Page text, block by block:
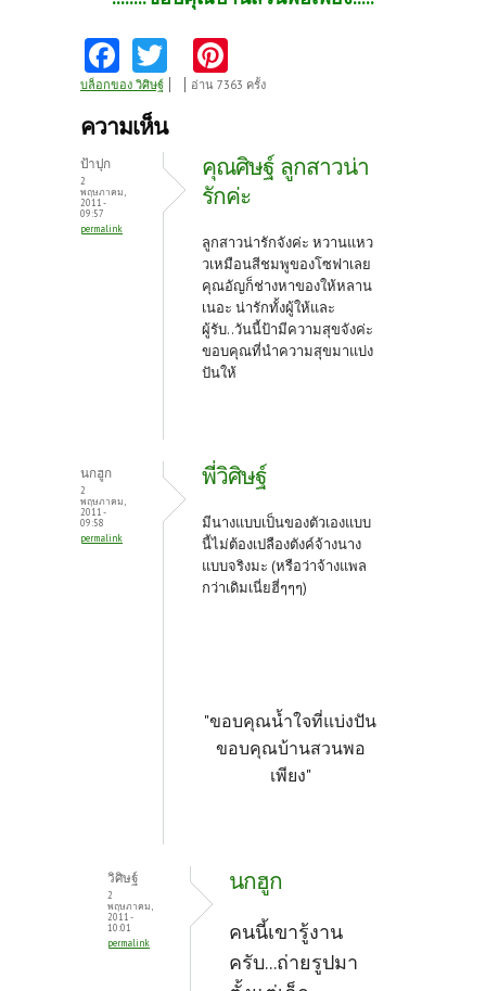
Fa
ce
b
o
k
w
itt
nt
es
t
บล็อกของ วิศิษฐ์ อ่าน 7363 ครั้ง
ความเห็น
ป้าปุก
2
พฤษภาคม,
2011 -
09:57
permalink
คุณศิษฐ์ ลูกสาวน่า
รักค่ะ
ลูกสาวน่ารักจังค่ะ หวานแหว
วเหมือนสีชมพูของโซฟาเลย
คุณอัญก็ช่างหาของให้หลาน
เนอะ น่ารักทั้งผู้ให้และ
ผู้รับ..วันนี้ป้ามีความสุขจังค่ะ
ขอบคุณที่นำความสุขมาแบ่ง
ปันให้
นกฮูก
2
พฤษภาคม,
2011 -
09:58
permalink
พี่วิศิษฐ์
มีนางแบบเป็นของตัวเองแบบ
นี้ไม่ต้องเปลืองตังค์จ้างนาง
แบบจริงมะ (หรือว่าจ้างแพล
กว่าเดิมเนี่ยฮี่ๆๆๆ)
"ขอบคุณน้ำใจที่แบ่งปัน
ขอบคุณบ้านสวนพอ
เพียง"
วิศิษฐ์
2
พฤษภาคม,
2011 -
10:01
permalink
นกฮูก
คนนี้เขารู้งาน
ครับ...ถ่ายรูปมา